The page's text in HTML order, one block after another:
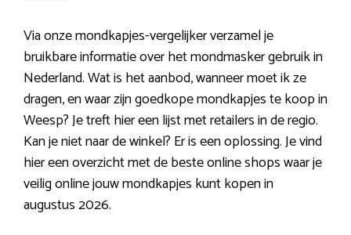
Via onze mondkapjes-vergelijker verzamel je
bruikbare informatie over het mondmasker gebruik in
Nederland. Wat is het aanbod, wanneer moet ik ze
dragen, en waar zijn goedkope mondkapjes te koop in
Weesp? Je treft hier een lijst met retailers in de regio.
Kan je niet naar de winkel? Er is een oplossing. Je vind
hier een overzicht met de beste online shops waar je
veilig online jouw mondkapjes kunt kopen in
augustus 2026.